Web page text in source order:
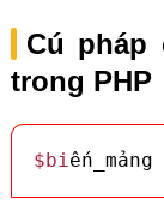
Cú pháp
trong PHP
$biến_mảng